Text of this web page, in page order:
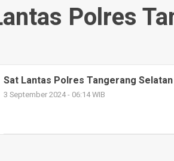
Polres
Sat Lantas Polres Tangerang
3 September 2024 - 06:14 WIB